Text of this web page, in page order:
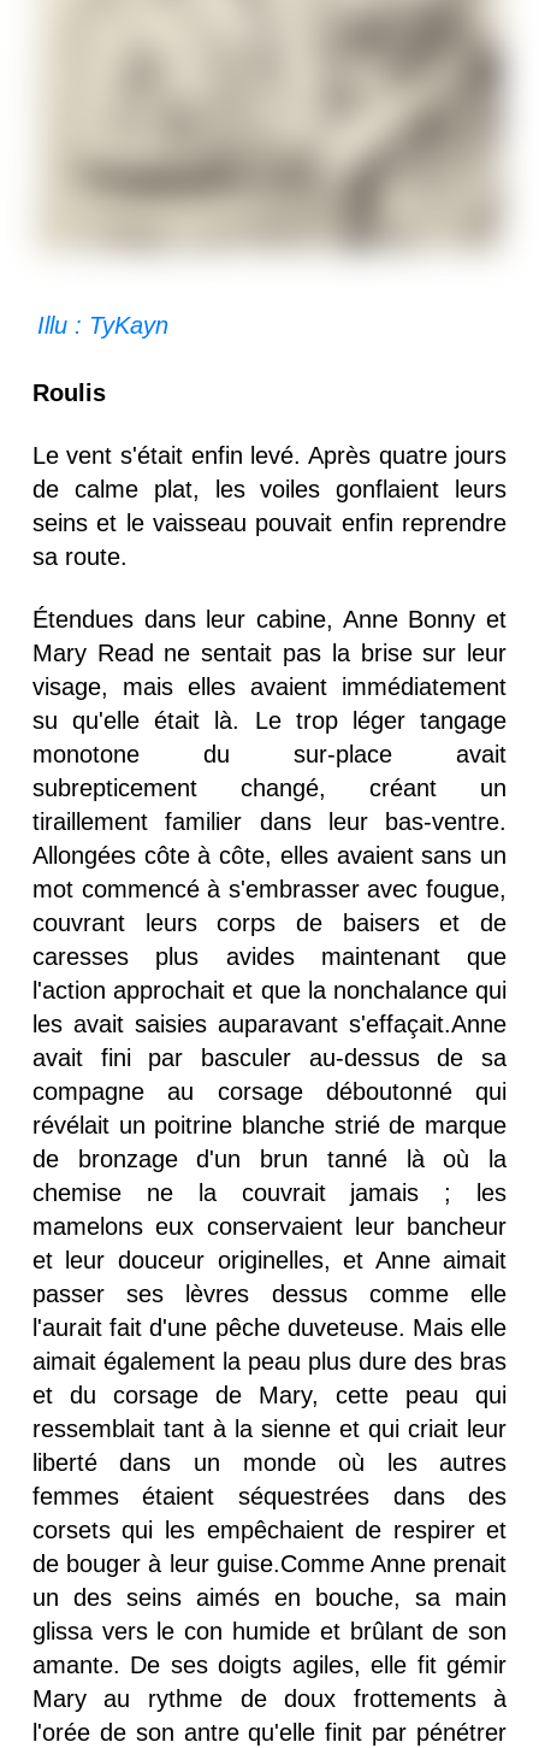
Illu : TyKayn
Roulis
Le vent s'était enfin levé. Après quatre jours
de calme plat, les voiles gonflaient leurs
seins et le vaisseau pouvait enfin reprendre
sa route.
Étendues dans leur cabine, Anne Bonny et
Mary Read ne sentait pas la brise sur leur
visage, mais elles avaient immédiatement
su qu'elle était là. Le trop léger tangage
monotone du sur-place avait
subrepticement changé, créant un
tiraillement familier dans leur bas-ventre.
Allongées côte à côte, elles avaient sans un
mot commencé à s'embrasser avec fougue,
couvrant leurs corps de baisers et de
caresses plus avides maintenant que
l'action approchait et que la nonchalance qui
les avait saisies auparavant s'effaçait.Anne
avait fini par basculer au-dessus de sa
compagne au corsage déboutonné qui
révélait un poitrine blanche strié de marque
de bronzage d'un brun tanné là où la
chemise ne la couvrait jamais ; les
mamelons eux conservaient leur bancheur
et leur douceur originelles, et Anne aimait
passer ses lèvres dessus comme elle
l'aurait fait d'une pêche duveteuse. Mais elle
aimait également la peau plus dure des bras
et du corsage de Mary, cette peau qui
ressemblait tant à la sienne et qui criait leur
liberté dans un monde où les autres
femmes étaient séquestrées dans des
corsets qui les empêchaient de respirer et
de bouger à leur guise.Comme Anne prenait
un des seins aimés en bouche, sa main
glissa vers le con humide et brûlant de son
amante. De ses doigts agiles, elle fit gémir
Mary au rythme de doux frottements à
l'orée de son antre qu'elle finit par pénétrer